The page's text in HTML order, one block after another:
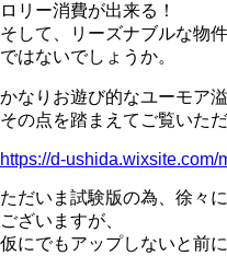
ロリー消費が出来る！
そして、リーズナブルな物
ではないでしょうか。
かなりお遊び的なユーモア
その点を踏まえてご覧いた
https://d-ushida.wixsite.com/
ただいま試験版の為、徐々
ございますが、
仮にでもアップしないと前